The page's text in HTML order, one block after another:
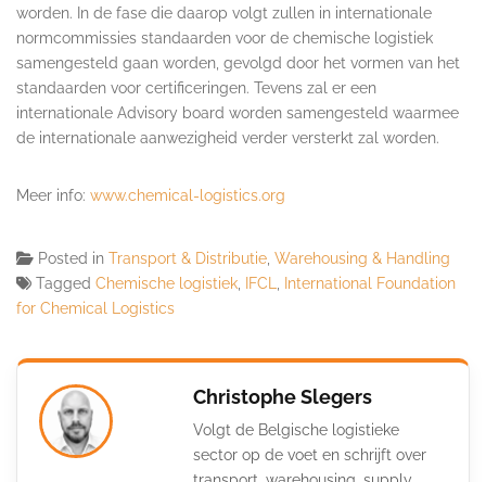
worden. In de fase die daarop volgt zullen in internationale
normcommissies standaarden voor de chemische logistiek
samengesteld gaan worden, gevolgd door het vormen van het
standaarden voor certificeringen. Tevens zal er een
internationale Advisory board worden samengesteld waarmee
de internationale aanwezigheid verder versterkt zal worden.
Meer info: www.chemical-logistics.org
Posted in Transport & Distributie Warehousing & Handling
Tagged Chemische logistiek IFCL
International Foundation
for Chemical Logistics
Christophe Slegers
Volgt de Belgische logistieke
sector op de voet en schrijft over